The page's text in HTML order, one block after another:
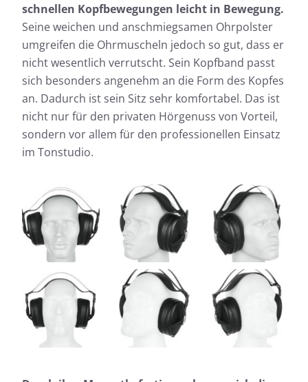
schnellen Kopfbewegungen leicht in Bewegung.
Seine weichen und anschmiegsamen Ohrpolster
umgreifen die Ohrmuscheln jedoch so gut, dass er
nicht wesentlich verrutscht. Sein Kopfband passt
sich besonders angenehm an die Form des Kopfes
an. Dadurch ist sein Sitz sehr komfortabel. Das ist
nicht nur für den privaten Hörgenuss von Vorteil,
sondern vor allem für den professionellen Einsatz
im Tonstudio.
Messdaten für Meze Audio
Empyrean II
Fast jeder Test-Kopfhörer wird von uns geprüft:
Neben der Ermittlung des Frequenzgangs, dem
Herzstück unserer Messungen, messen wir auch die
Auswirkungen der Geräusche, die von außen nach
innen dringen.
Frequenzgang: Einfach
Frequenzgang: Detail
Außendämpfung